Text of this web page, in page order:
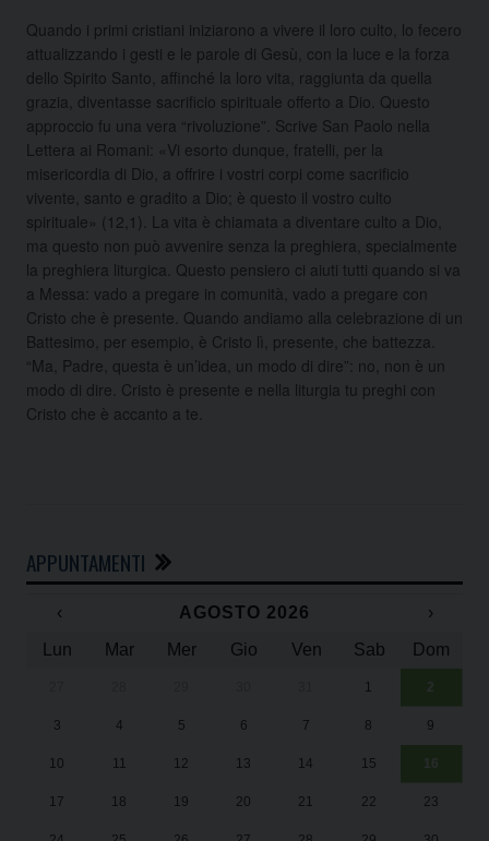
Quando i primi cristiani iniziarono a vivere il loro culto, lo fecero
attualizzando i gesti e le parole di Gesù, con la luce e la forza
dello Spirito Santo, affinché la loro vita, raggiunta da quella
grazia, diventasse sacrificio spirituale offerto a Dio. Questo
approccio fu una vera “rivoluzione”. Scrive San Paolo nella
Lettera ai Romani: «Vi esorto dunque, fratelli, per la
misericordia di Dio, a offrire i vostri corpi come sacrificio
vivente, santo e gradito a Dio; è questo il vostro culto
spirituale» (12,1). La vita è chiamata a diventare culto a Dio,
ma questo non può avvenire senza la preghiera, specialmente
la preghiera liturgica. Questo pensiero ci aiuti tutti quando si va
a Messa: vado a pregare in comunità, vado a pregare con
Cristo che è presente. Quando andiamo alla celebrazione di un
Battesimo, per esempio, è Cristo lì, presente, che battezza.
“Ma, Padre, questa è un’idea, un modo di dire”: no, non è un
modo di dire. Cristo è presente e nella liturgia tu preghi con
Cristo che è accanto a te.
APPUNTAMENTI
‹ AGOSTO 2026
›
Lun
Mar Mer Gio Ven Sab Dom
1 2
3 4 5 6 7 8 9
10 11 12 13 14 15 16
17 18 19 20 21 22 23